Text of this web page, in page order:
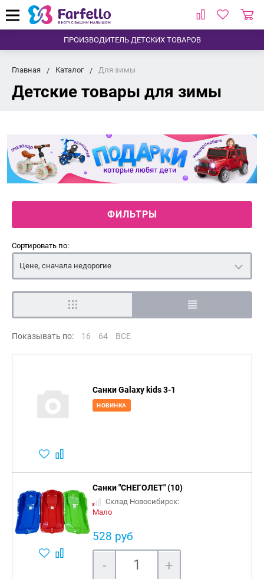
ПРОИЗВОДИТЕЛЬ ДЕТСКИХ ТОВАРОВ
Главная Каталог Для зимы
Детские товары для зимы
ФИЛЬТРЫ
Сортировать по:
Цене, сначала недорогие
Показывать по: 16 64 ВСЕ
Санки Galaxy kids 3-1
НОВИНКА
Санки "СНЕГОЛЕТ" (10)
Склад Новосибирск:
Мало
528 руб
- +